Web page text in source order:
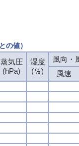
値）
蒸気圧
(hPa)
湿度
(％)
風向・
風速